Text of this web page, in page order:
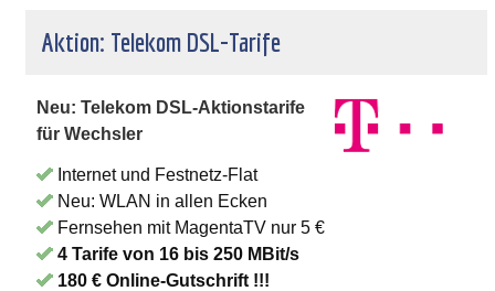
Aktion: Telekom DSL-Tarife
Neu: Telekom DSL-Aktionstarife
für Wechsler
Internet und Festnetz-Flat
Neu: WLAN in allen Ecken
Fernsehen mit MagentaTV nur 5 €
4 Tarife von 16 bis 250 MBit/s
180 € Online-Gutschrift !!!